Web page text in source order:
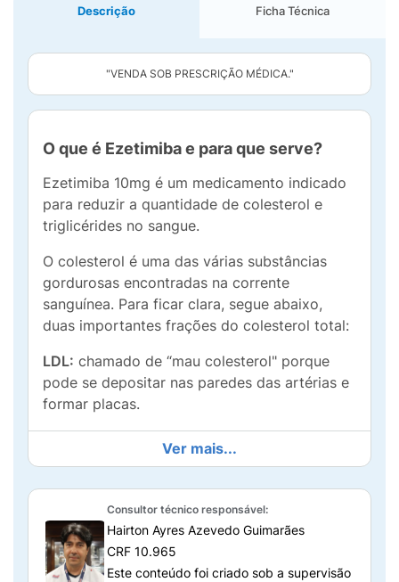
Descrição Ficha Técnica
"VENDA SOB PRESCRIÇÃO MÉDICA."
O que é Ezetimiba e para que serve?
Ezetimiba 10mg é um medicamento indicado
para reduzir a quantidade de colesterol e
triglicérides no sangue.
O colesterol é uma das várias substâncias
gordurosas encontradas na corrente
sanguínea. Para ficar clara, segue abaixo,
duas importantes frações do colesterol total:
LDL: chamado de “mau colesterol" porque
pode se depositar nas paredes das artérias e
formar placas.
chamado de “bom colesterol” porque
Outra forma de gordura no sangue que pode
aumentar o risco de doenças do coração são
Ver mais...
Consultor técnico responsável:
Hairton Ayres Azevedo Guimarães
CRF 10.965
Este conteúdo foi criado sob a supervisão